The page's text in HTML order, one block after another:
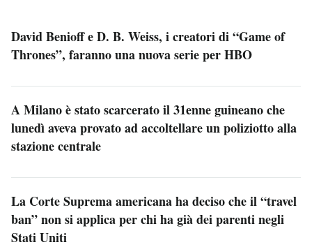
David Benioff e D. B. Weiss, i creatori di “Game of
Thrones”, faranno una nuova serie per HBO
A Milano è stato scarcerato il 31enne guineano che
lunedì aveva provato ad accoltellare un poliziotto alla
stazione centrale
La Corte Suprema americana ha deciso che il “travel
ban” non si applica per chi ha già dei parenti negli
Stati Uniti